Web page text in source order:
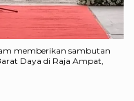
memberikan sambutan
Daya di Raja Ampat,